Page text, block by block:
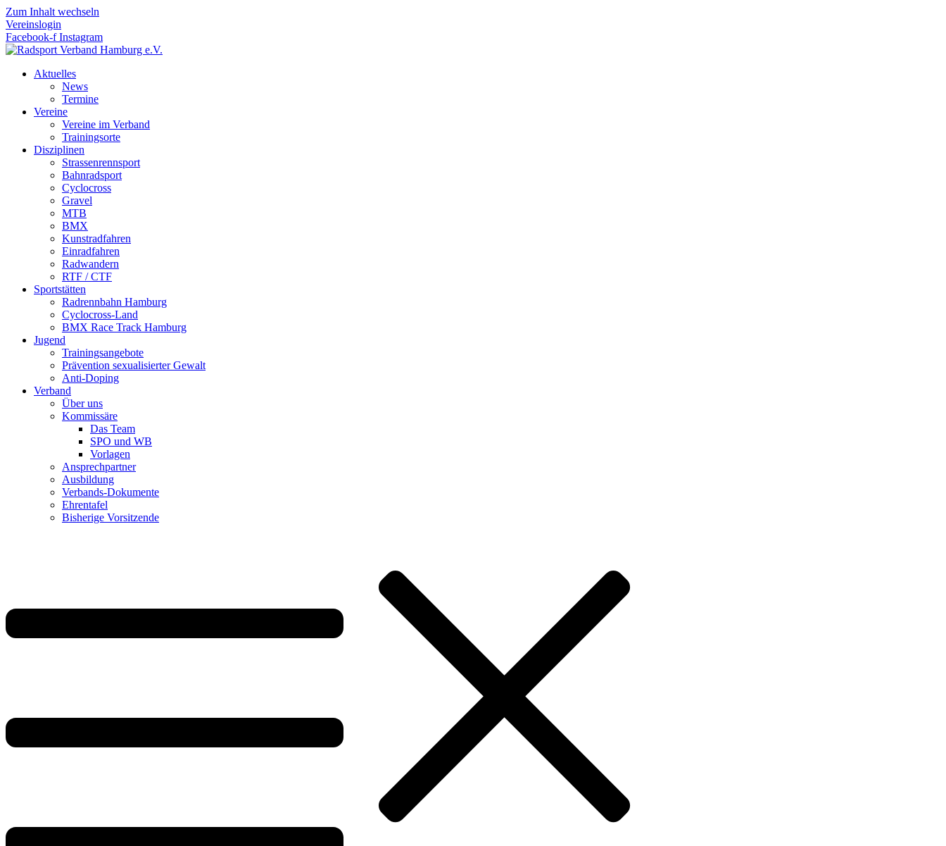
Zum Inhalt wechseln
Vereinslogin
Facebook-f Instagram
Aktuelles
News
Termine
Vereine
Vereine im Verband
Trainingsorte
Disziplinen
Strassen­rennsport
Bahnrad­sport
Cyclocross
Gravel
MTB
BMX
Kunstradfahren
Einradfahren
Radwandern
RTF / CTF
Sportstätten
Radrennbahn Hamburg
Cyclocross-Land
BMX Race Track Hamburg
Jugend
Trainingsangebote
Prävention sexualisierter Gewalt
Anti-Doping
Verband
Über uns
Kommissäre
Das Team
SPO und WB
Vorlagen
Ansprechpartner
Ausbildung
Verbands-Dokumente
Ehrentafel
Bisherige Vorsitzende